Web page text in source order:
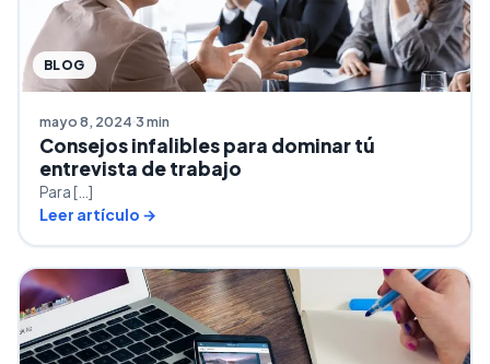
BLOG
mayo 8, 2024 3 min
Consejos infalibles para dominar tú
entrevista de trabajo
Para […]
Leer artículo →